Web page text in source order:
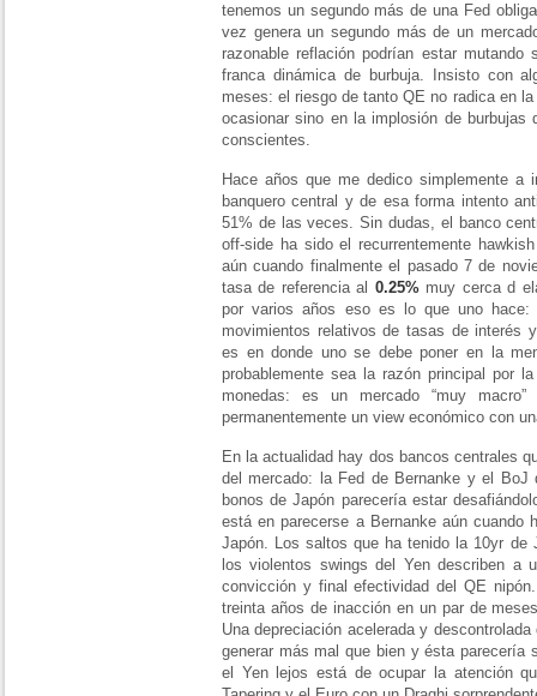
tenemos un segundo más de una Fed
vez genera un segundo más de un
razonable reflación podrían estar
franca dinámica de burbuja. Insisto con
meses: el riesgo de tanto QE no radica en
ocasionar sino en la implosión de
conscientes.
Hace años que me dedico simplemente a
banquero central y de esa forma intento
51% de las veces. Sin dudas, el banco
off-side ha sido el recurrentemente
aún cuando finalmente el pasado 7 de
tasa de referencia al 0.25%muy cerca d
por varios años eso es lo que uno hace:
movimientos relativos de tasas de interés
es en donde uno se debe poner en la
probablemente sea la razón principal por
monedas: es un mercado “muy
permanentemente un view económico con
En la actualidad hay dos bancos centrales
del mercado: la Fed de Bernanke y el BoJ
bonos de Japón parecería estar
está en parecerse a Bernanke aún
Japón. Los saltos que ha tenido la 10yr de
los violentos swings del Yen describen a
convicción y final efectividad del QE
treinta años de inacción en un par de
Una depreciación acelerada y
generar más mal que bien y ésta parecería
el Yen lejos está de ocupar la atención